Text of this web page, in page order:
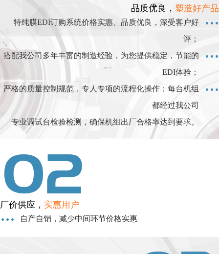
品质优良， 塑造好产品
特纯膜EDI订购系统价格实惠、品质优良，深受客户好
评；
搭配我公司多年丰富的制造经验，为您提供稳定，节能的
EDI体验；
严格的质量控制规范，专人专项的流程化操作；每台机组
都经过我公司
专业调试台检验检测，确保机组出厂合格率达到要求。
厂价供应， 实惠用户
自产自销，减少中间环节价格实惠